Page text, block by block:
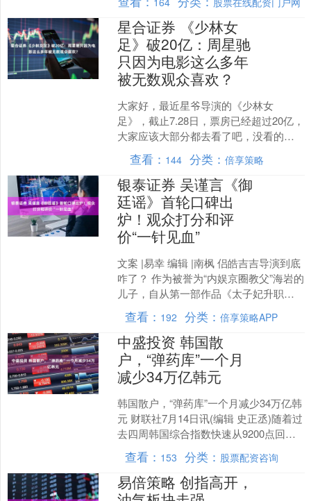
廷谣》。 时隔....
星合证券 《少林女
足》破20亿：周星驰
只因为电影这么多年
被无数观众喜欢？
大家好，最近星爷导演的《少林女
足》，截止7.28日，票房已经超过20亿，
大家应该大部分都去看了吧，没看的赶
紧去看一下，真的还不错，星爷的电影
是值得看的。 1 今....
查看： 144 分类：倍享策略
银泰证券 吴谨言《御
廷谣》首轮口碑出
炉！观众打分和评
价“一针见血”
文案 |易幸 编辑 |南枫 侣皓吉吉导演到底
咋了？ 作为被誉为“内娱京圈教父”海岩的
儿子，自从第一部作品《太子妃升职
记》大爆，后面每每出手都备受期待。
直到上一....
查看： 192 分类：倍享策略APP
中盛投资 韩国散
户，“弹药库”一个月
减少34万亿韩元
韩国散户，“弹药库”一个月减少34万亿韩
元 财联社7月14日讯(编辑 史正丞)随着过
去四周韩国综合指数快速从9200点回落
至6800点，韩国散户“还能扛多久”已....
查看： 153 分类： 股票配资咨询
易倍策略 创指高开，